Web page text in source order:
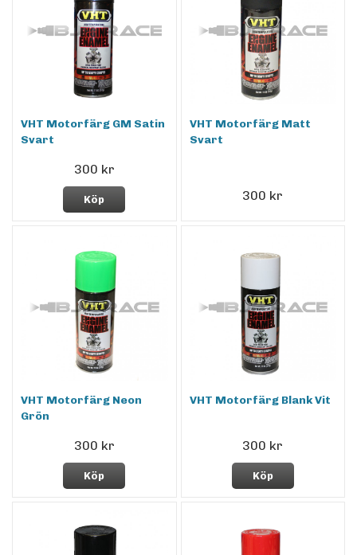
VHT Motorfärg GM Satin
Svart
300 kr
Köp
VHT Motorfärg Matt
Svart
300 kr
VHT Motorfärg Neon
Grön
300 kr
Köp
VHT Motorfärg Blank Vit
300 kr
Köp